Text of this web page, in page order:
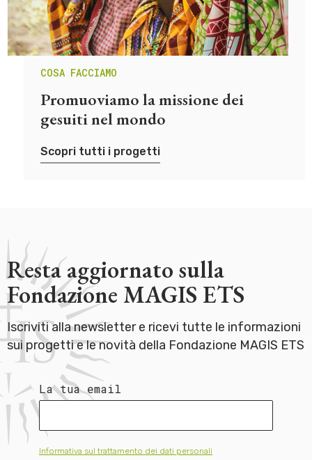
COSA FACCIAMO
Promuoviamo la missione dei
gesuiti nel mondo
Scopri tutti i progetti
Resta aggiornato sulla
Fondazione MAGIS ETS
Iscriviti alla newsletter e ricevi tutte le informazioni
sui progetti e le novità della Fondazione MAGIS ETS
La tua email
Informativa sul trattamento dei dati personali